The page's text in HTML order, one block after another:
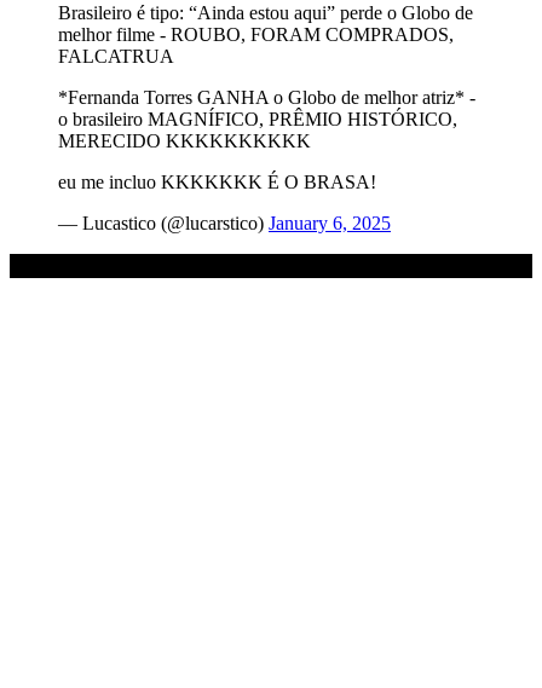
Brasileiro é tipo: “Ainda estou aqui” perde o Globo de
melhor filme - ROUBO, FORAM COMPRADOS,
FALCATRUA
*Fernanda Torres GANHA o Globo de melhor atriz* -
o brasileiro MAGNÍFICO, PRÊMIO HISTÓRICO,
MERECIDO KKKKKKKKKK
eu me incluo KKKKKKK É O BRASA!
— Lucastico (@lucarstico) January 6, 2025